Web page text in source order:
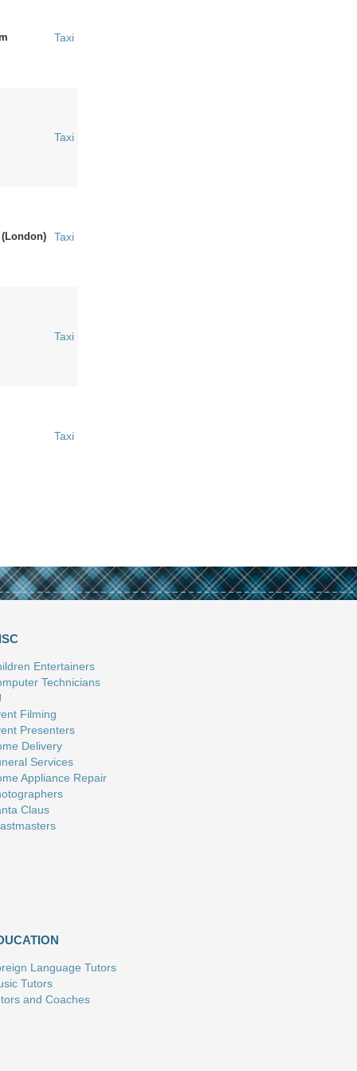
Taxi
Taxi
Taxi
Taxi
Taxi
Entertainers
Technicians
Filming
Presenters
Delivery
Services
Appliance Repair
Claus
Language Tutors
Tutors
and Coaches